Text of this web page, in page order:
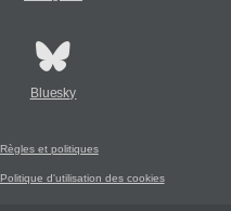
Bluesky
Règles et politiques
Politique d'utilisation des cookies